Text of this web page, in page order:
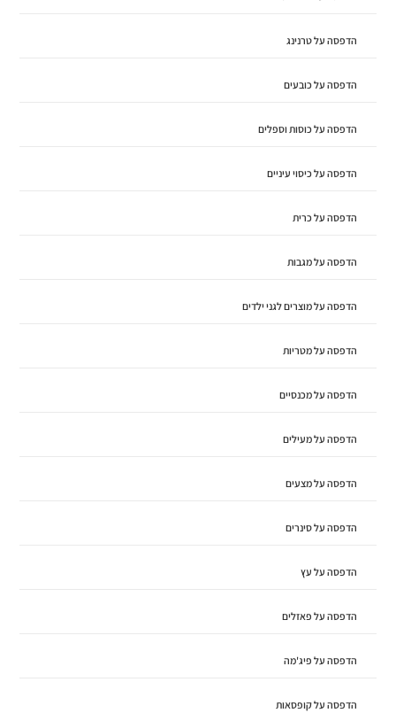
הדפסה על טרנינג
הדפסה על כובעים
הדפסה על כוסות וספלים
הדפסה על כיסוי עיניים
הדפסה על כרית
הדפסה על מגבות
הדפסה על מוצרים לגני ילדים
הדפסה על מטריות
הדפסה על מכנסיים
הדפסה על מעילים
הדפסה על מצעים
הדפסה על סינרים
הדפסה על עץ
הדפסה על פאזלים
הדפסה על פיג'מה
הדפסה על קופסאות